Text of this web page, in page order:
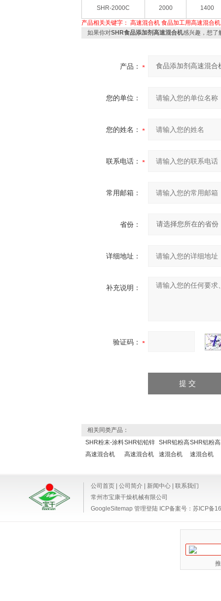
SHR-2000C 2000 1400
产品相关关键字： 高速混合机 食品加工用高速混合机
如果你对SHR食品添加剂高速混合机感兴趣，想了
产品：
您的单位：
您的姓名：
联系电话：
常用邮箱：
省份：
详细地址：
补充说明：
验证码：
相关同类产品：
SHR粉末-涂料
高速混合机
SHR铝铅锌
高速混合机
SHR铅粉高
速混合机
SHR铝粉高
速混合机
公司首页 公司简介 新闻中心
联系我们
常州市宝康干燥机械有限公司
GoogleSitemap 管理登陆 ICP备案号： 苏ICP备